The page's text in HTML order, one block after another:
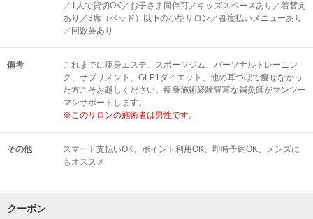
／1人で貸切OK／お子さま同伴可／キッズスペースあり／着替え
あり／3席（ベッド）以下の小型サロン／都度払いメニューあり
／回数券あり
備考
これまでに痩身エステ、スポーツジム、パーソナルトレーニン
グ、サプリメント、GLP1ダイエット、他の耳つぼで痩せなかっ
た方こそお越しください。痩身施術経験豊富な鍼灸師がマンツー
マンサポートします。
※このサロンの施術者は男性です。
その他 スマート支払いOK ポイント利用OK 即時予約OK
メンズに
もオススメ
クーポン